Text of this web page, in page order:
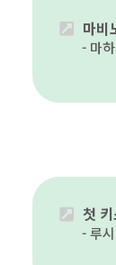
마비
마하
첫
루